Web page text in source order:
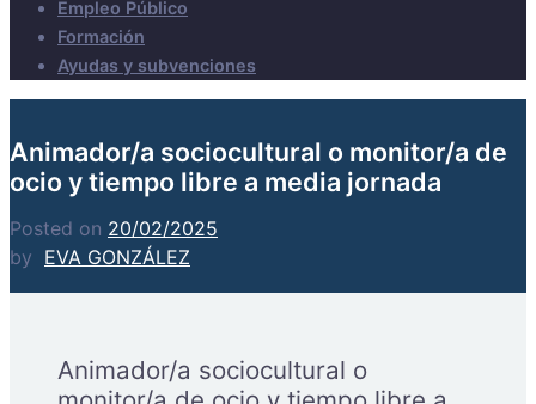
Empleo Público
Formación
Ayudas y subvenciones
Animador/a sociocultural o monitor/a de
ocio y tiempo libre a media jornada
Posted on 20/02/2025
by EVA GONZÁLEZ
Animador/a sociocultural o